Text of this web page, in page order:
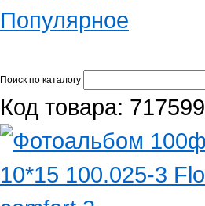
Популярное
Поиск по каталогу
Код товара: 717599